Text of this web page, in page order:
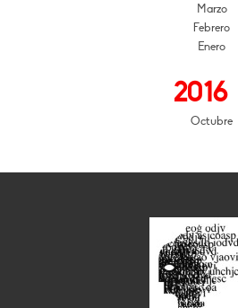
Marzo
Febrero
Enero
2016
Octubre